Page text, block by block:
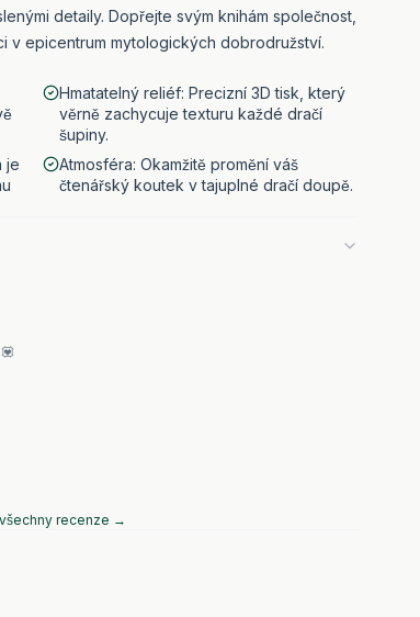
detaily. Dopřejte svým knihám společnost,
v epicentrum mytologických dobrodružství.
Hmatatelný reliéf: Precizní 3D tisk, který
věrně zachycuje texturu každé dračí
šupiny.
je
Atmosféra: Okamžitě promění váš
čtenářský koutek v tajuplné dračí doupě.
recenze →